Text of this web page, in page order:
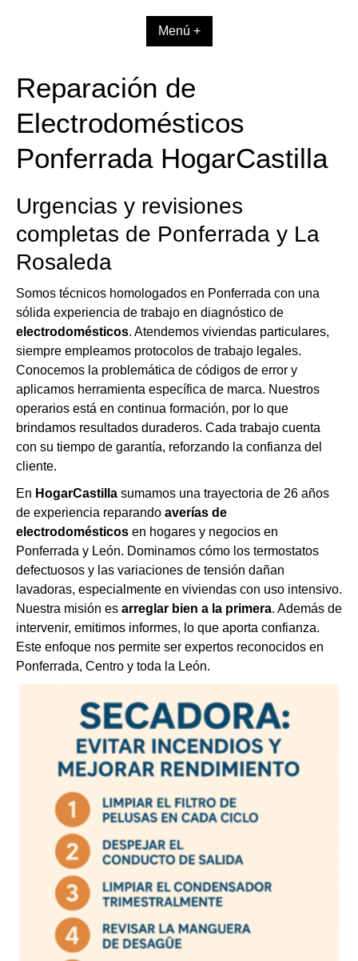
Menú +
Reparación de
Electrodomésticos
Ponferrada HogarCastilla
Urgencias y revisiones
completas de Ponferrada y La
Rosaleda
Somos técnicos homologados en Ponferrada con una
sólida experiencia de trabajo en diagnóstico de
electrodomésticos. Atendemos viviendas particulares,
siempre empleamos protocolos de trabajo legales.
Conocemos la problemática de códigos de error y
aplicamos herramienta específica de marca. Nuestros
operarios está en continua formación, por lo que
brindamos resultados duraderos. Cada trabajo cuenta
con su tiempo de garantía, reforzando la confianza del
cliente.
En HogarCastilla sumamos una trayectoria de 26 años
de experiencia reparando averías de
electrodomésticos en hogares y negocios en
Ponferrada y León. Dominamos cómo los termostatos
defectuosos y las variaciones de tensión dañan
lavadoras, especialmente en viviendas con uso intensivo.
Nuestra misión es arreglar bien a la primera. Además de
intervenir, emitimos informes, lo que aporta confianza.
Este enfoque nos permite ser expertos reconocidos en
Ponferrada, Centro y toda la León.